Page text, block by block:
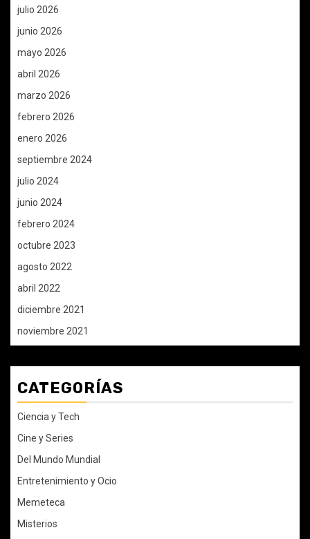
julio 2026
junio 2026
mayo 2026
abril 2026
marzo 2026
febrero 2026
enero 2026
septiembre 2024
julio 2024
junio 2024
febrero 2024
octubre 2023
agosto 2022
abril 2022
diciembre 2021
noviembre 2021
CATEGORÍAS
Ciencia y Tech
Cine y Series
Del Mundo Mundial
Entretenimiento y Ocio
Memeteca
Misterios